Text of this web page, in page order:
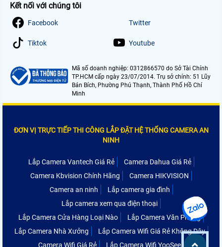
Kết nối với chúng tôi
Facebook Twitter
Tiktok Youtube
Mã số doanh nghiệp: 0312866570 do Sở Tài Chính
TP.HCM cấp ngày 23/07/2014. Trụ sở chính: 51 Lũy
Bán Bích, Phường Phú Thạnh, Thành Phố Hồ Chí
Minh
ĐƠN VỊ TRỰC TIẾP THI CÔNG LẮP ĐẶT HỆ THỐNG CAMERA AN
NINH
Lắp Camera Vantech Giá Rẻ
Camera Dahua Giá Rẻ
Camera Kbvision Chính Hãng
Camera HIKVISION
Camera an ninh
Lắp camera gia đình
Lắp camera xem qua điện thoại
Lắp Camera Cửa Hàng Loại Nào
Lắp Camera Văn Phòng
Lắp Camera Nhà Xưởng
Lắp Camera Wifi Giá Rẻ Không Dây
Camera Wifi Giá Rẻ
Lắp Camera Wifi YooSee